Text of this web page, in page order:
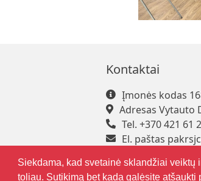
Kontaktai
Įmonės kodas
Adresas Vytauto
Tel. +370 421 61
El. paštas
Siekdama, kad svetainė sklandžiai veiktų
toliau. Sutikimą bet kada galėsite